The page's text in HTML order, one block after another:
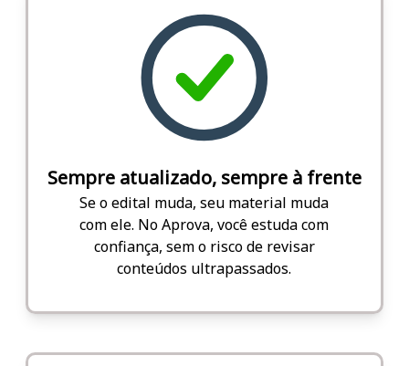
Sempre atualizado, sempre à frente
Se o edital muda, seu material muda
com ele. No Aprova, você estuda com
confiança, sem o risco de revisar
conteúdos ultrapassados.